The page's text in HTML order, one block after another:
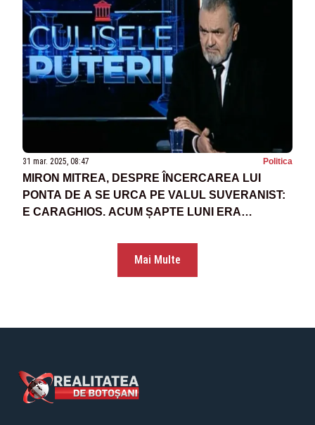
31 mar. 2025, 08:47 Politica
MIRON MITREA, DESPRE ÎNCERCAREA LUI
PONTA DE A SE URCA PE VALUL SUVERANIST:
E CARAGHIOS. ACUM ȘAPTE LUNI ERA
Mai Multe